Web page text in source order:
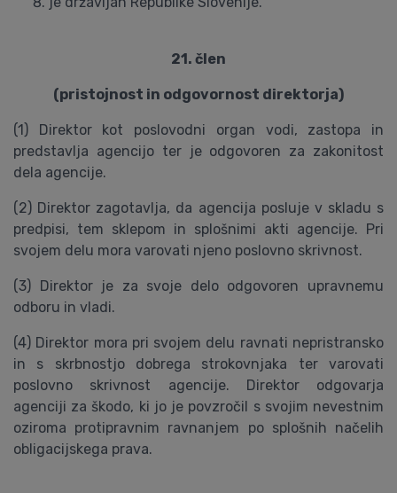
21. člen
(pristojnost in odgovornost direktorja)
(1) Direktor kot poslovodni organ vodi, zastopa in
predstavlja agencijo ter je odgovoren za zakonitost
dela agencije.
(2) Direktor zagotavlja, da agencija posluje v skladu s
predpisi, tem sklepom in splošnimi akti agencije. Pri
svojem delu mora varovati njeno poslovno skrivnost.
(3) Direktor je za svoje delo odgovoren upravnemu
odboru in vladi.
(4) Direktor mora pri svojem delu ravnati nepristransko
in s skrbnostjo dobrega strokovnjaka ter varovati
poslovno skrivnost agencije. Direktor odgovarja
agenciji za škodo, ki jo je povzročil s svojim nevestnim
oziroma protipravnim ravnanjem po splošnih načelih
obligacijskega prava.